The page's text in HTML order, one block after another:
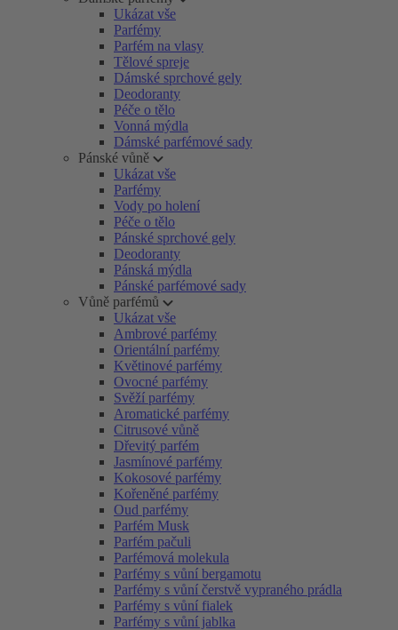
Ukázat vše
Parfémy
Parfém na vlasy
Tělové spreje
Dámské sprchové gely
Deodoranty
Péče o tělo
Vonná mýdla
Dámské parfémové sady
Pánské vůně
Ukázat vše
Parfémy
Vody po holení
Péče o tělo
Pánské sprchové gely
Deodoranty
Pánská mýdla
Pánské parfémové sady
Vůně parfémů
Ukázat vše
Ambrové parfémy
Orientální parfémy
Květinové parfémy
Ovocné parfémy
Svěží parfémy
Aromatické parfémy
Citrusové vůně
Dřevitý parfém
Jasmínové parfémy
Kokosové parfémy
Kořeněné parfémy
Oud parfémy
Parfém Musk
Parfém pačuli
Parfémová molekula
Parfémy s vůní bergamotu
Parfémy s vůní čerstvě vypraného prádla
Parfémy s vůní fialek
Parfémy s vůní jablka